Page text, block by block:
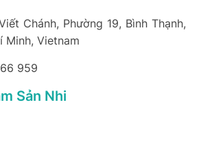
Chánh, Phường 19, Bình Thạnh,
Minh, Vietnam
959
Sản Nhi